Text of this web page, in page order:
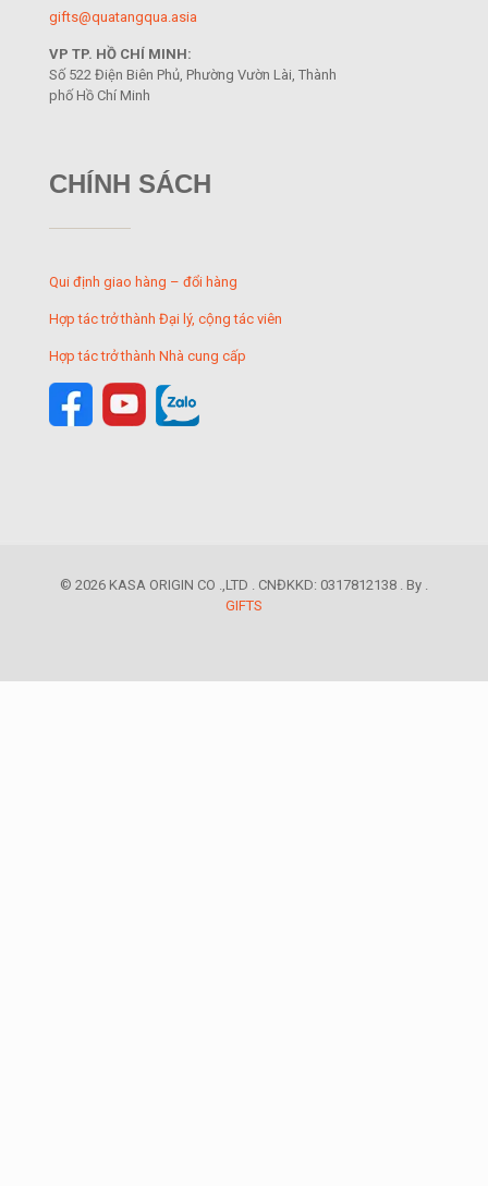
gifts@quatangqua.asia
VP TP. HỒ CHÍ MINH:
Số 522 Điện Biên Phủ, Phường Vườn Lài, Thành
phố Hồ Chí Minh
CHÍNH SÁCH
Qui định giao hàng – đổi hàng
Hợp tác trở thành Đại lý, cộng tác viên
Hợp tác trở thành Nhà cung cấp
© 2026 KASA ORIGIN CO .,LTD . CNĐKKD: 0317812138 . By .
GIFTS